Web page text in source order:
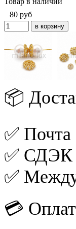
80 руб
📦
✅
✅ СДЭК
✅
💳